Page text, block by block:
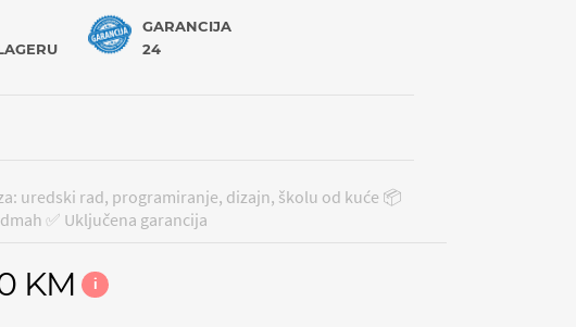
GARANCIJA
24
uredski rad, programiranje, dizajn, školu od kuće 📦
✅ Uključena garancija
KM i